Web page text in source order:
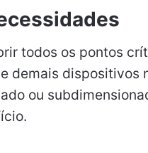
todos os pontos
demais dispositivos
ou